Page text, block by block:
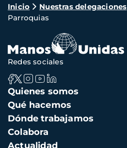
Ruta
de
navegación
Inicio Nuestras delegaciones
Parroquias
Navegación
principal
Quienes somos
Qué hacemos
Dónde trabajamos
Colabora
Actualidad
Redes sociales